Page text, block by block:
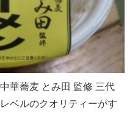
華蕎麦 とみ田 監修 三代
ベルのクオリティーがす